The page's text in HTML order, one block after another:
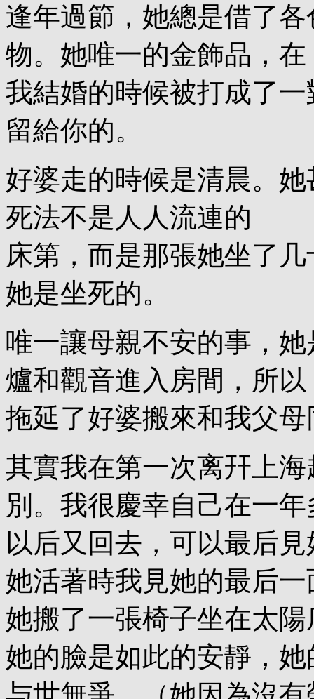
逢年過節，她總是借了
物。她唯一的金飾品，在
我結婚的時候被打成了
留給你的。
好婆走的時候是清晨。
死法不是人人流連的
床第，而是那張她坐了
她是坐死的。
唯一讓母親不安的事，
爐和觀音進入房間，所以
拖延了好婆搬來和我父母
其實我在第一次离幵上
別。我很慶幸自己在一年
以后又回去，可以最后
她活著時我見她的最后
她搬了一張椅子坐在太陽
她的臉是如此的安靜，